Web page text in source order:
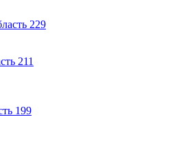
229
211
199